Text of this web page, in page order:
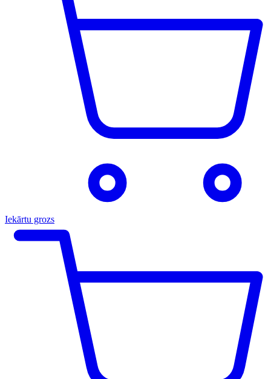
Iekārtu grozs